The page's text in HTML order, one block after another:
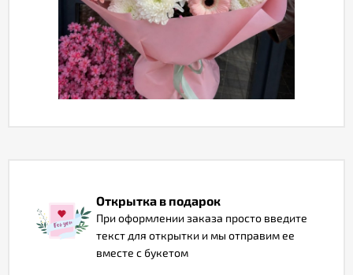
Политика
конфиденциальности
Открытка в подарок
При оформлении заказа просто введите
текст для открытки и мы отправим ее
вместе с букетом